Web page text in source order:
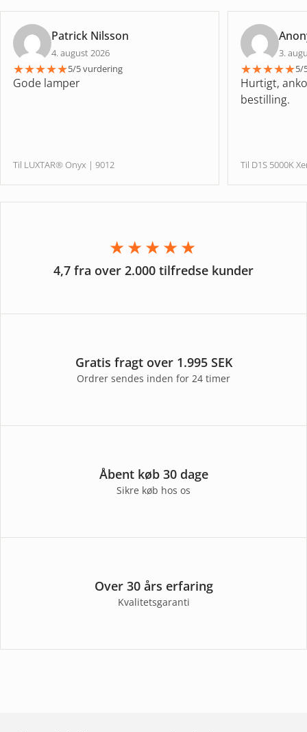
Patrick Nilsson
4. august 2026
★★★★★5/5 vurdering
Gode lamper
Til LUXTAR® Onyx | 9012
3.
★★★★★5/
Hurtigt,
bestilling.
Til D1S 5000K
★★★★★
4,7 fra over 2.000 tilfredse kunder
Gratis fragt over 1.995 SEK
Ordrer sendes inden for 24 timer
Åbent køb 30 dage
Sikre køb hos os
Over 30 års erfaring
Kvalitetsgaranti